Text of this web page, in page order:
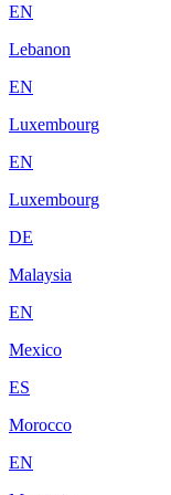
EN
Lebanon
EN
Luxembourg
EN
Luxembourg
DE
Malaysia
EN
Mexico
ES
Morocco
EN